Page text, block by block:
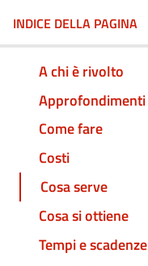
INDICE DELLA PAGINA
A chi è rivolto
Approfondimenti
Come fare
Costi
Cosa serve
Cosa si ottiene
Tempi e scadenze